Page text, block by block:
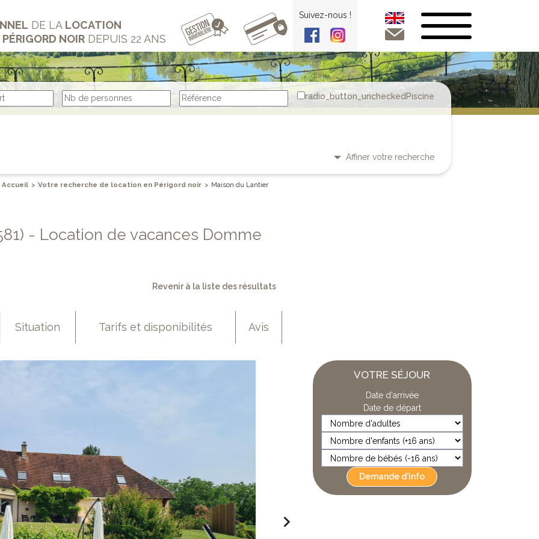
DE LA LOCATION
PÉRIGORD NOIRDEPUIS 22 ANS
Suivez-nous !
Piscine
Affiner votre recherche
Accueil > Votre recherche de location en Périgord noir > Maison du Lantier
- Location de vacances Domme
Revenir à la liste des résultats
Situation Tarifs et disponibilités Avis
navigate_next
VOTRE SÉJOUR
Date d'arrivée
Date de départ
Demande d'info